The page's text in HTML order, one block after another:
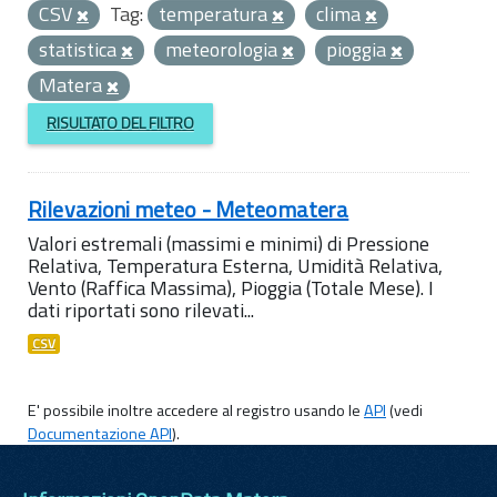
CSV
Tag: temperatura
clima
statistica
meteorologia
pioggia
Matera
RISULTATO DEL FILTRO
Rilevazioni meteo - Meteomatera
Valori estremali (massimi e minimi) di Pressione
Relativa, Temperatura Esterna, Umidità Relativa,
Vento (Raffica Massima), Pioggia (Totale Mese). I
dati riportati sono rilevati...
CSV
E' possibile inoltre accedere al registro usando leAPI(vedi
Documentazione API).